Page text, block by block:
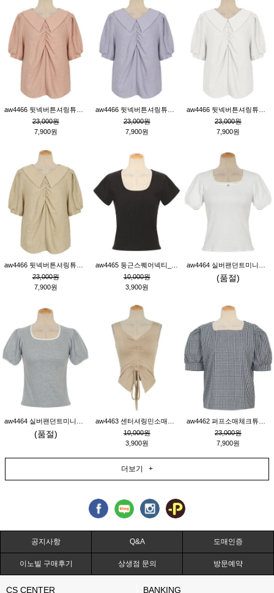
23,000원
7,900원
23,000원
7,900원
23,000원
7,900원
23,000원
7,900원
10,000원
3,900원
(품절)
(품절)
10,000원
3,900원
23,000원
7,900원
더보기 +
공지사항 Q&A 도매인증
이노빌 구매후기 상생점 문의 방문예약
CS CENTER BANKING